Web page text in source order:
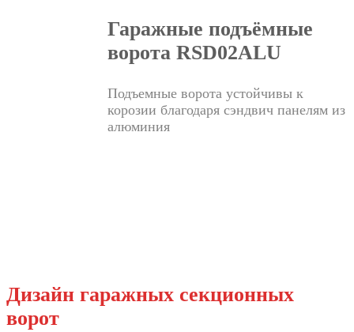
Гаражные подъёмные
ворота RSD02ALU
Подъемные ворота устойчивы к
корозии благодаря сэндвич панелям из
алюминия
Дизайн гаражных секционных
ворот